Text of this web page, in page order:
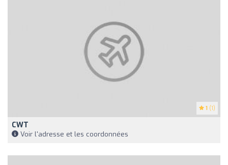
1 (1)
CWT
Voir l'adresse et les coordonnées